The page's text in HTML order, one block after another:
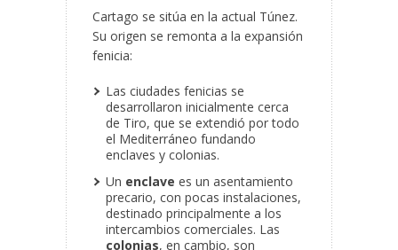
Cartago se sitúa en la actual Túnez.
Su origen se remonta a la expansión
fenicia:
Las ciudades fenicias se
desarrollaron inicialmente cerca
de Tiro, que se extendió por todo
el Mediterráneo fundando
enclaves y colonias.
Un enclave es un asentamiento
precario, con pocas instalaciones,
destinado principalmente a los
intercambios comerciales. Las
colonias, en cambio, son